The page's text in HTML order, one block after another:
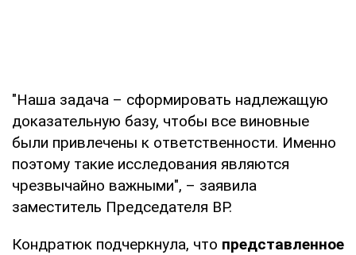
"Наша задача – сформировать надлежащую
доказательную базу, чтобы все виновные
были привлечены к ответственности. Именно
поэтому такие исследования являются
чрезвычайно важными", – заявила
заместитель Председателя ВР.
Кондратюк подчеркнула, что представленное